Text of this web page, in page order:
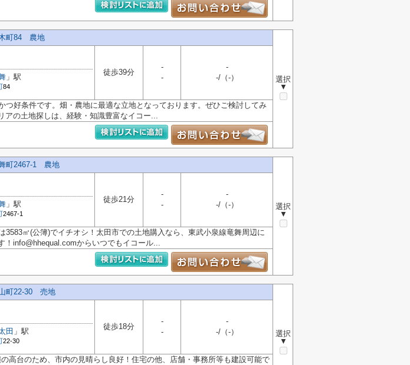
町84 農地
選択
▼
」駅
84
徒歩39分
-
-
-
-/（-）
つ好条件です。畑・農地に最適な立地となっております。ぜひご検討してみ
アの土地探しは、経験・知識豊富なイコー...
町2467-1 農地
選択
▼
」駅
2467-1
徒歩21分
-
-
-
-/（-）
3583㎡(公簿)でイチオシ！太田市での土地購入なら、東武小泉線竜舞周辺に
！info@hhequal.comからいつでもイコール...
町22-30 売地
選択
▼
田 」駅
22-30
徒歩18分
-
-
-
-/（-）
高台のため、市内の見晴らし良好！住宅の他、店舗・事務所等も建設可能で